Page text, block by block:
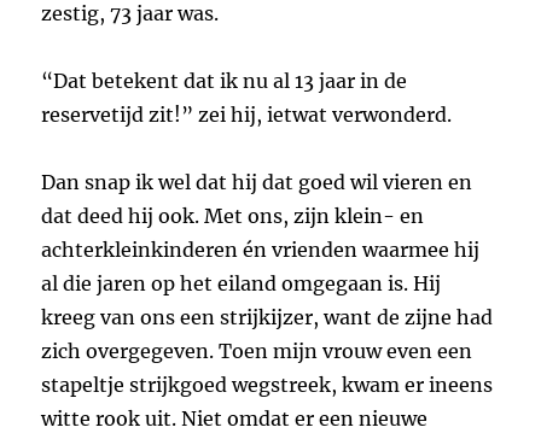
zestig, 73 jaar was.
“Dat betekent dat ik nu al 13 jaar in de
reservetijd zit!” zei hij, ietwat verwonderd.
Dan snap ik wel dat hij dat goed wil vieren en
dat deed hij ook. Met ons, zijn klein- en
achterkleinkinderen én vrienden waarmee hij
al die jaren op het eiland omgegaan is. Hij
kreeg van ons een strijkijzer, want de zijne had
zich overgegeven. Toen mijn vrouw even een
stapeltje strijkgoed wegstreek, kwam er ineens
witte rook uit. Niet omdat er een nieuwe